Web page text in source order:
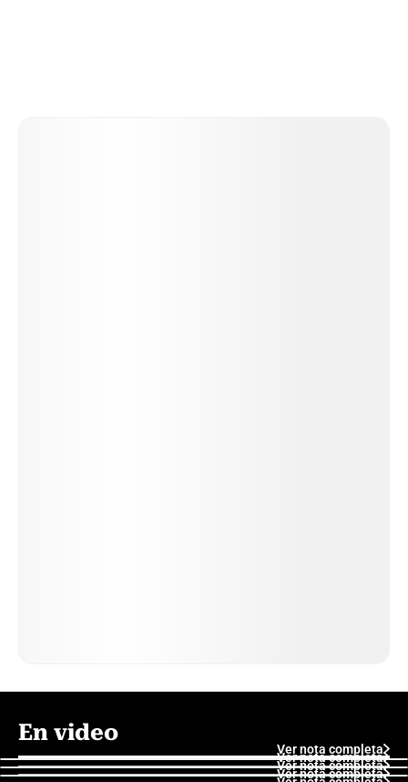
En video
Ver nota completa
Ver nota completa
Ver nota completa
Ver nota completa